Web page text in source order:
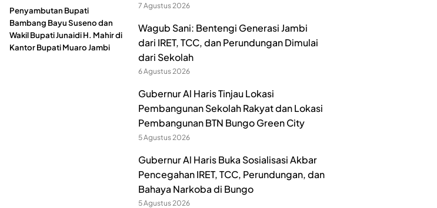
Penyambutan Bupati
Bambang Bayu Suseno dan
Wakil Bupati Junaidi H. Mahir di
Kantor Bupati Muaro Jambi
7 Agustus 2026
Wagub Sani: Bentengi Generasi Jambi
dari IRET, TCC, dan Perundungan Dimulai
dari Sekolah
6 Agustus 2026
Gubernur Al Haris Tinjau Lokasi
Pembangunan Sekolah Rakyat dan Lokasi
Pembangunan BTN Bungo Green City
5 Agustus 2026
Gubernur Al Haris Buka Sosialisasi Akbar
Pencegahan IRET, TCC, Perundungan, dan
Bahaya Narkoba di Bungo
5 Agustus 2026